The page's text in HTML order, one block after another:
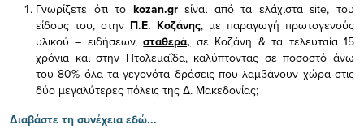
Γνωρίζετε ότι το kozan.gr είναι από τα ελάχισταsite, του
είδους του, στην Π.Ε. Κοζάνης, με παραγωγή πρωτογενούς
υλικού – ειδήσεων,σταθερά, σε Κοζάνη & τα τελευταία 15
χρόνια και στην Πτολεμαΐδα, καλύπτοντας σε ποσοστό άνω
του 80% όλα τα γεγονότα δράσεις που λαμβάνουν χώρα στις
δύο μεγαλύτερες πόλεις της Δ. Μακεδονίας;
Διαβάστε τη συνέχεια εδώ...